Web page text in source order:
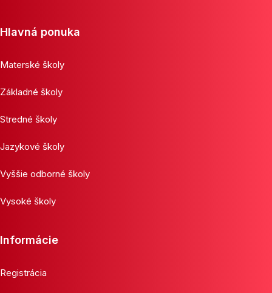
Hlavná ponuka
Materské školy
Základné školy
Stredné školy
Jazykové školy
Vyššie odborné školy
Vysoké školy
Informácie
Registrácia